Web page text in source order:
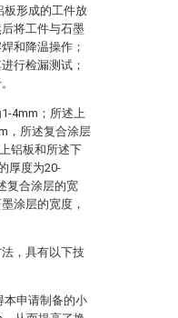
板形成的工件放
将工件与石墨
和降温操作；
行检漏测试；
4mm；所述上
，所述复合涂层
铝板和所述下
厚度为20-
复合涂层的宽
涂层的宽度，
，具有以下技
本申请制备的小